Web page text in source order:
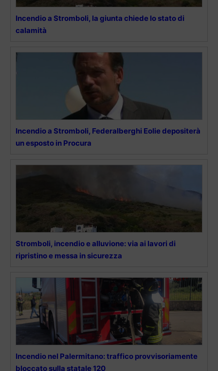
Incendio a Stromboli, la giunta chiede lo stato di
calamità
Incendio a Stromboli, Federalberghi Eolie depositerà
un esposto in Procura
Stromboli, incendio e alluvione: via ai lavori di
ripristino e messa in sicurezza
Incendio nel Palermitano: traffico provvisoriamente
bloccato sulla statale 120